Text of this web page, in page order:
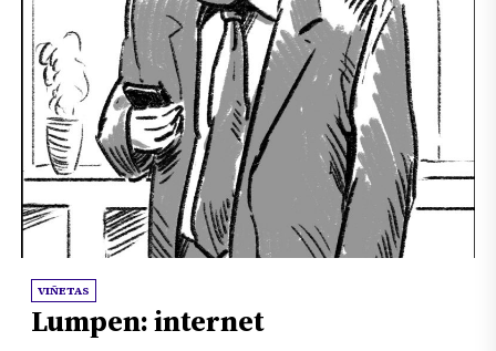
VIÑETAS
Lumpen: internet